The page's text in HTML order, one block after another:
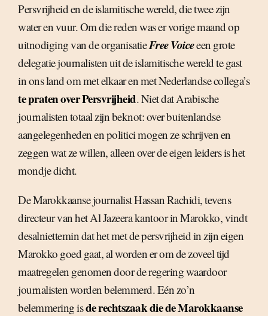
Persvrijheid en de islamitische wereld, die twee zijn
water en vuur. Om die reden was er vorige maand op
uitnodiging van de organisatieFree Voiceeen grote
delegatie journalisten uit de islamitische wereld te gast
in ons land om met elkaar en met Nederlandse collega’s
te praten over Persvrijheid. Niet dat Arabische
journalisten totaal zijn beknot: over buitenlandse
aangelegenheden en politici mogen ze schrijven en
zeggen wat ze willen, alleen over de eigen leiders is het
mondje dicht.
De Marokkaanse journalist Hassan Rachidi, tevens
directeur van het Al Jazeera kantoor in Marokko, vindt
desalniettemin dat het met de persvrijheid in zijn eigen
Marokko goed gaat, al worden er om de zoveel tijd
maatregelen genomen door de regering waardoor
journalisten worden belemmerd. Eén zo’n
belemmering isde rechtszaak die de Marokkaanse